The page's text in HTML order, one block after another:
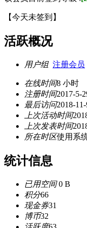
【今天未签到 】
活跃概况
用户组 注册会员
在线时间8 小时
注册时间2017-5-
最后访问2018-11-
上次活动时间
上次发表时间
所在时区使用系
统计信息
已用空间0 B
积分66
现金券31
博币32